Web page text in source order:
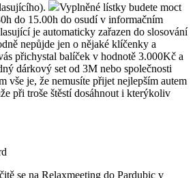
Vyplněné lístky budete moct
do 15.00h do osudí v informačním
je automaticky zařazen do slosování
nepůjde jen o nějaké klíčenky a
přichystal balíček v hodnotě 3.000Kč a
dárkový set od 3M nebo společnosti
vše je, že nemusíte přijet nejlepším autem
při troše štěstí dosáhnout i kterýkoliv
se na Relaxmeeting do Pardubic v